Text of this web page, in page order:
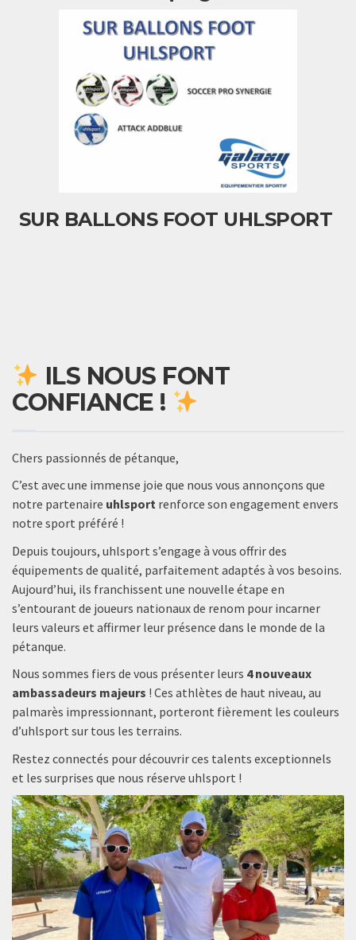
SUR BALLONS FOOT UHLSPORT
ILS NOUS FONT
CONFIANCE !
Chers passionnés de pétanque,
C’est avec une immense joie que nous vous annonçons que
notre partenaire uhlsport renforce son engagement envers
notre sport préféré !
Depuis toujours, uhlsport s’engage à vous offrir des
équipements de qualité, parfaitement adaptés à vos besoins.
Aujourd’hui, ils franchissent une nouvelle étape en
s’entourant de joueurs nationaux de renom pour incarner
leurs valeurs et affirmer leur présence dans le monde de la
pétanque.
Nous sommes fiers de vous présenter leurs 4 nouveaux
ambassadeurs majeurs ! Ces athlètes de haut niveau, au
palmarès impressionnant, porteront fièrement les couleurs
d’uhlsport sur tous les terrains.
Restez connectés pour découvrir ces talents exceptionnels
et les surprises que nous réserve uhlsport !